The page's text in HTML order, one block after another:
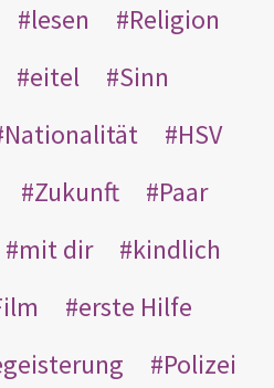
lesen
Religion
eitel
Sinn
Nationalität
HSV
Zukunft
Paar
mit dir
kindlich
erste Hilfe
Polizei